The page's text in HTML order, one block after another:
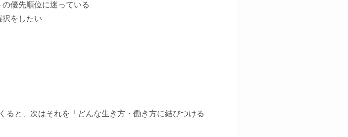
優先順位に迷っている
択をしたい
ると、次はそれを「どんな生き方・働き方に結びつける